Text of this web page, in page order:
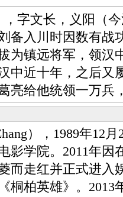
字文长，义阳（今
备入川时因数有战
为镇远将军，领汉
中近十年，之后又
亮给他统领一万
），1989年12月
影学院。2011年因
而走红并正式进入
桐柏英雄》。2013